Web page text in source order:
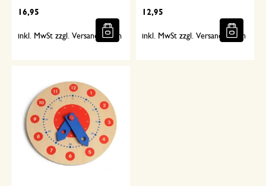
16,95
inkl. MwSt zzgl. Versandkosten
12,95
inkl. MwSt zzgl. Versandkosten